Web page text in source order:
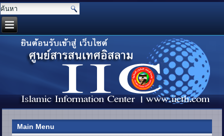
Main Menu